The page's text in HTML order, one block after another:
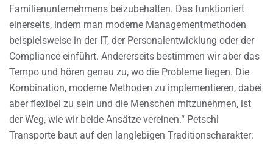
Familienunternehmens beizubehalten. Das funktioniert
einerseits, indem man moderne Managementmethoden
beispielsweise in der IT, der Personalentwicklung oder der
Compliance einführt. Andererseits bestimmen wir aber das
Tempo und hören genau zu, wo die Probleme liegen. Die
Kombination, moderne Methoden zu implementieren, dabei
aber flexibel zu sein und die Menschen mitzunehmen, ist
der Weg, wie wir beide Ansätze vereinen.“ Petschl
Transporte baut auf den langlebigen Traditionscharakter: